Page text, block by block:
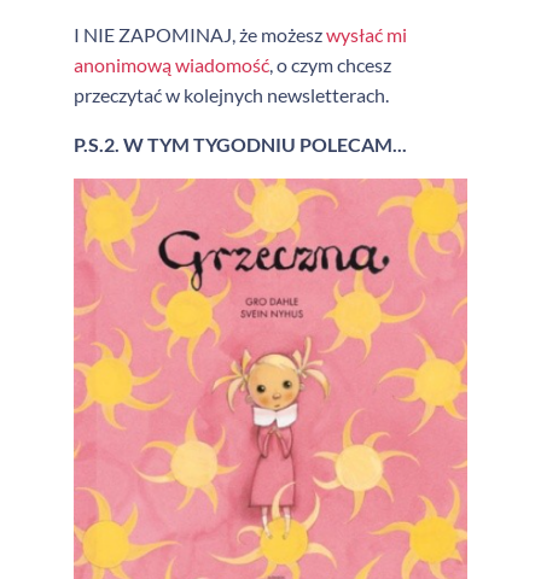
I NIE ZAPOMINAJ, że możeszwysłać mi
anonimową wiadomość, o czym chcesz
przeczytać w kolejnych newsletterach.
P.S.2. W TYM TYGODNIU POLECAM...